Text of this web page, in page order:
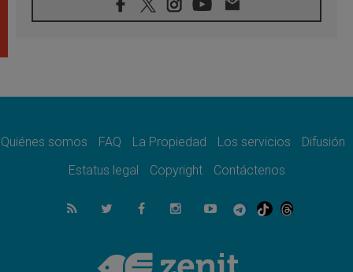
08.08.2026
León XIV visitará el Santuario de la Madre
07.08.2026
07.08.2026
el compromiso del cristiano"
La matanza de niños en Gaza no cesa: 300
muertos en 300 días
Tagle: La guerra desfigura el mundo, solo la
revelación de Dios lo transfigura
Quiénes somos FAQ La Propiedad Los servicios
Difusión
Estatus legal
Copyright Contáctenos